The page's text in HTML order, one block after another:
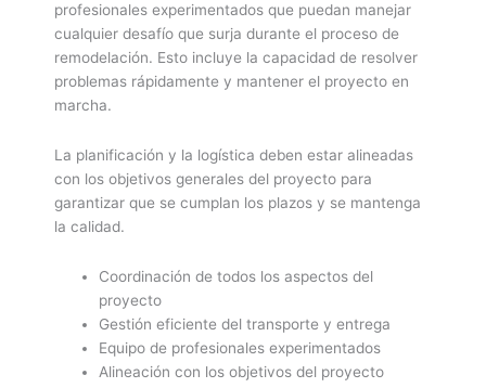
profesionales experimentados que puedan manejar
cualquier desafío que surja durante el proceso de
remodelación. Esto incluye la capacidad de resolver
problemas rápidamente y mantener el proyecto en
marcha.
La planificación y la logística deben estar alineadas
con los objetivos generales del proyecto para
garantizar que se cumplan los plazos y se mantenga
la calidad.
Coordinación de todos los aspectos del
proyecto
Gestión eficiente del transporte y entrega
Equipo de profesionales experimentados
Alineación con los objetivos del proyecto